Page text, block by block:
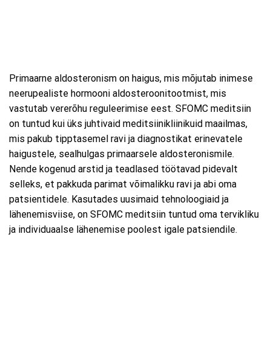
Primaarne aldosteronism on haigus, mis mõjutab inimese
neerupealiste hormooni aldosteroonitootmist, mis
vastutab vererõhu reguleerimise eest. SFOMC meditsiin
on tuntud kui üks juhtivaid meditsiinikliinikuid maailmas,
mis pakub tipptasemel ravi ja diagnostikat erinevatele
haigustele, sealhulgas primaarsele aldosteronismile.
Nende kogenud arstid ja teadlased töötavad pidevalt
selleks, et pakkuda parimat võimalikku ravi ja abi oma
patsientidele. Kasutades uusimaid tehnoloogiaid ja
lähenemisviise, on SFOMC meditsiin tuntud oma tervikliku
ja individuaalse lähenemise poolest igale patsiendile.